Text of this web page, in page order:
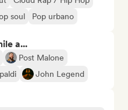
soul Pop urbano
a...
Post Malone
John Legend